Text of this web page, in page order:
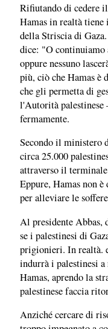
Rifiutando di cedere
Hamas in realtà
della Striscia di
dice: "O
oppure nessuno
più, ciò che Hamas è
che gli permetta di
l'Autorità palestinese
fermamente.
Secondo il ministero
circa 25.000
attraverso il
Eppure, Hamas non è
per alleviare le
Al presidente Abbas,
se i palestinesi di
prigionieri. In realtà.
indurrà i palestinesi
Hamas, aprendo la
palestinese faccia
Anziché cercare di